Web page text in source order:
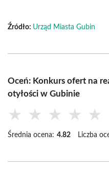
Źródło: Urząd Miasta Gubin
Oceń: Konkurs ofert na
otyłości w Gubinie
★ ★ ★ ★ ★
Średnia ocena: 4.82 Liczba